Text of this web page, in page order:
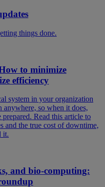
things done.
to minimize
efficiency
system in your organization
so when it does,
Read this article to
and the true cost of downtime,
it.
and bio-computing: